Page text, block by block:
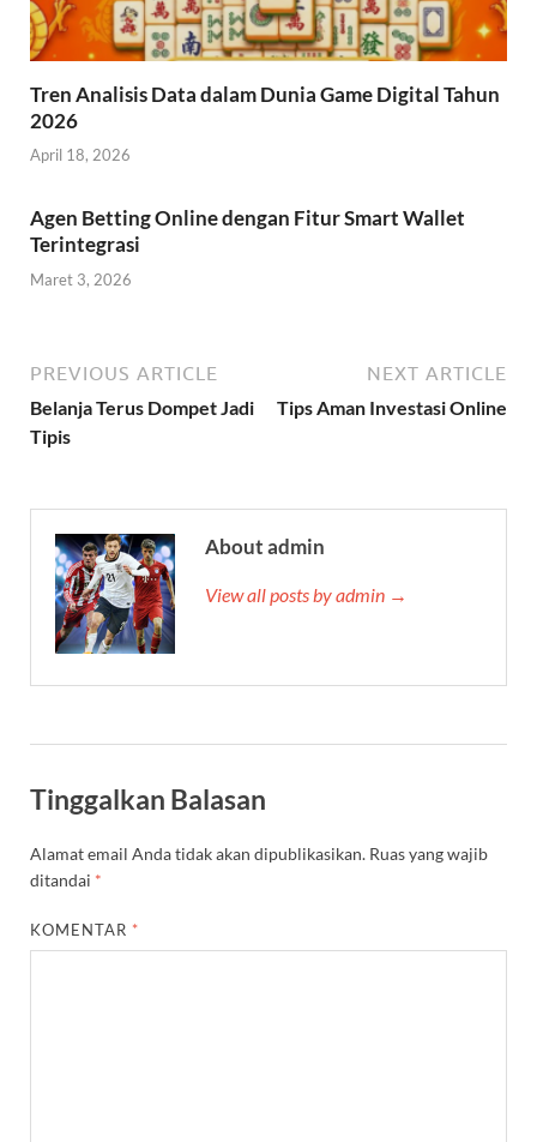
Tren Analisis Data dalam Dunia Game Digital Tahun
2026
April 18, 2026
Agen Betting Online dengan Fitur Smart Wallet
Terintegrasi
Maret 3, 2026
PREVIOUS ARTICLE
Belanja Terus Dompet Jadi
Tipis
NEXT ARTICLE
Tips Aman Investasi Online
About admin
View all posts by admin →
Tinggalkan Balasan
Alamat email Anda tidak akan dipublikasikan. Ruas yang wajib
ditandai *
KOMENTAR *